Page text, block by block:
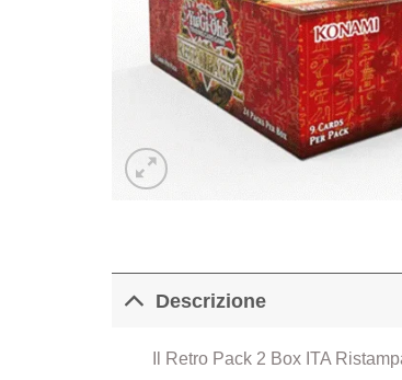
Descrizione
Il Retro Pack 2 Box ITA